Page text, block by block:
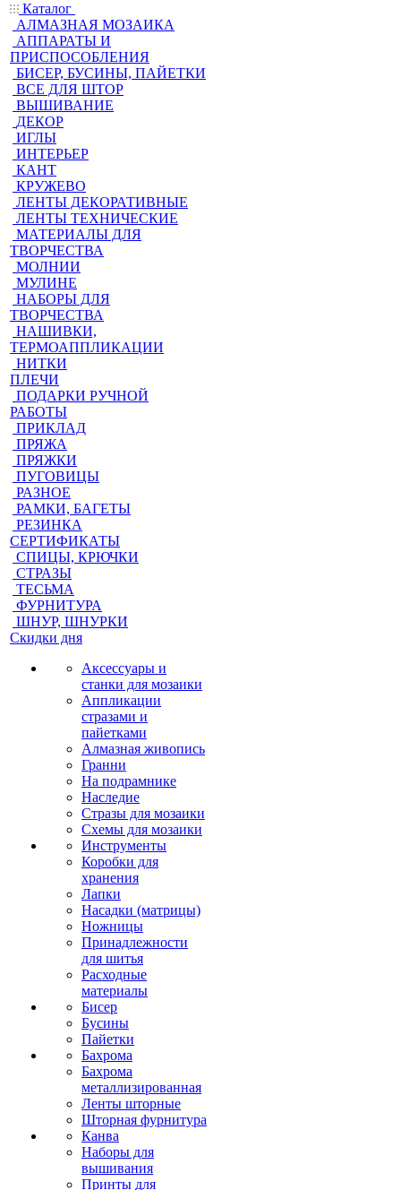
Каталог
АЛМАЗНАЯ МОЗАИКА
АППАРАТЫ И
ПРИСПОСОБЛЕНИЯ
БИСЕР, БУСИНЫ, ПАЙЕТКИ
ВСЕ ДЛЯ ШТОР
ВЫШИВАНИЕ
ДЕКОР
ИГЛЫ
ИНТЕРЬЕР
КАНТ
КРУЖЕВО
ЛЕНТЫ ДЕКОРАТИВНЫЕ
ЛЕНТЫ ТЕХНИЧЕСКИЕ
МАТЕРИАЛЫ ДЛЯ
ТВОРЧЕСТВА
МОЛНИИ
МУЛИНЕ
НАБОРЫ ДЛЯ
ТВОРЧЕСТВА
НАШИВКИ,
ТЕРМОАППЛИКАЦИИ
НИТКИ
ПЛЕЧИ
ПОДАРКИ РУЧНОЙ
РАБОТЫ
ПРИКЛАД
ПРЯЖА
ПРЯЖКИ
ПУГОВИЦЫ
РАЗНОЕ
РАМКИ, БАГЕТЫ
РЕЗИНКА
СЕРТИФИКАТЫ
СПИЦЫ, КРЮЧКИ
СТРАЗЫ
ТЕСЬМА
ФУРНИТУРА
ШНУР, ШНУРКИ
Скидки дня
Аксессуары и
станки для мозаики
Аппликации
стразами и
пайетками
Алмазная живопись
Гранни
На подрамнике
Наследие
Стразы для мозаики
Схемы для мозаики
Инструменты
Коробки для
хранения
Лапки
Насадки (матрицы)
Ножницы
Принадлежности
для шитья
Расходные
материалы
Бисер
Бусины
Пайетки
Бахрома
Бахрома
металлизированная
Ленты шторные
Шторная фурнитура
Канва
Наборы для
вышивания
Принты для